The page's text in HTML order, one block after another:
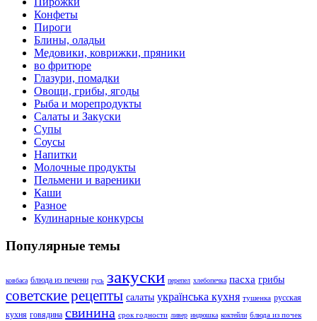
Конфеты
Пироги
Блины, оладьи
Медовики, коврижки, пряники
во фритюре
Глазури, помадки
Овощи, грибы, ягоды
Рыба и морепродукты
Салаты и Закуски
Супы
Соусы
Напитки
Молочные продукты
Пельмени и вареники
Каши
Разное
Кулинарные конкурсы
Популярные темы
ковбаса блюда из печени гусь закуски перепел хлебопечка пасха грибы
советские рецепты салаты українська кухня тушенка русская
кухня говядина свинина срок годности ливер индюшка коктейли блюда из почек